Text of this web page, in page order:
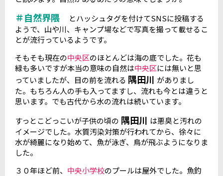
＃自然界隈
とハッシュタグを付けてSNSに投稿する
ようで、山や川、キャンプ場などで写真を撮って載せるこ
とが流行っているようです。
そもそも現在の中央区のほとんどは海の底でした。花も
緑も多いですが本当の意味の自然は中央区には無いと思
っていましたが、目の前を流れる 隅田川 がありまし
た。もちろん人の手も入ってますし、流れも今とは違うと
思います。でも古代から水の流れは続いています。
すっとこどっこいが子供の頃の 隅田川 は悪臭と汚れの
イメージでした。水質汚染対策が行われてから、徐々に
水が綺麗になり始めて、魚が泳ぎ、鳥が飛ぶようになりま
した。
３０年ほど前、 中央小学校のプールは屋外でした。魚釣